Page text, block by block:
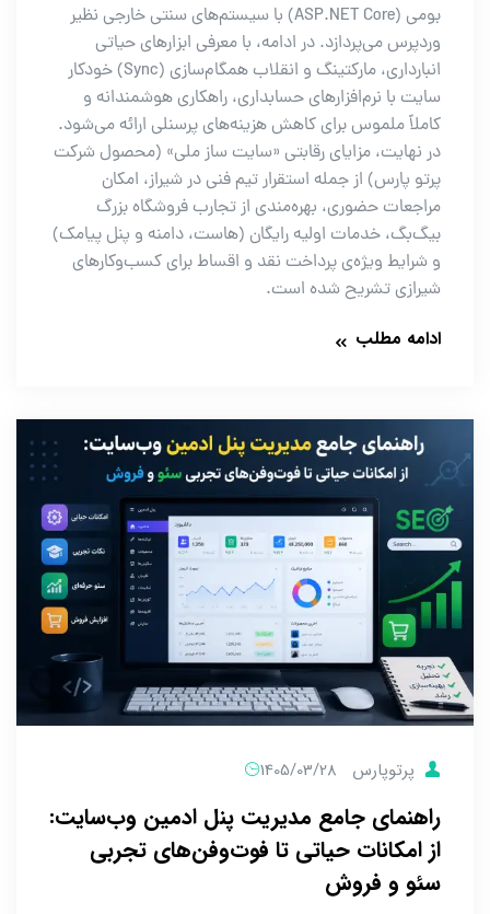
بومی (ASP.NET Core) با سیستم‌های سنتی خارجی نظیر
وردپرس می‌پردازد. در ادامه، با معرفی ابزارهای حیاتی
انبارداری، مارکتینگ و انقلاب همگام‌سازی (Sync) خودکار
سایت با نرم‌افزارهای حسابداری، راهکاری هوشمندانه و
کاملاً ملموس برای کاهش هزینه‌های پرسنلی ارائه می‌شود.
در نهایت، مزایای رقابتی «سایت ساز ملی» (محصول شرکت
پرتو پارس) از جمله استقرار تیم فنی در شیراز، امکان
مراجعات حضوری، بهره‌مندی از تجارب فروشگاه بزرگ
بیگ‌بگ، خدمات اولیه رایگان (هاست، دامنه و پنل پیامک)
و شرایط ویژه‌ی پرداخت نقد و اقساط برای کسب‌وکارهای
شیرازی تشریح شده است.
ادامه مطلب
پرتوپارس 1405/03/28
راهنمای جامع مدیریت پنل ادمین وب‌سایت:
از امکانات حیاتی تا فوت‌و‌فن‌های تجربی
سئو و فروش